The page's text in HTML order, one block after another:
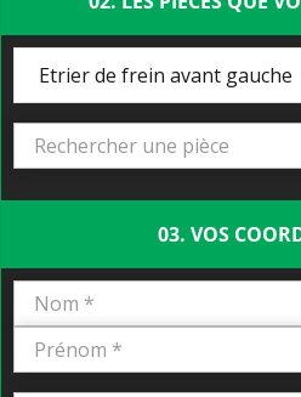
Etrier de frein avant gauche
03. VOS